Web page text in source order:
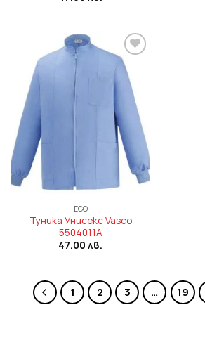
Add to
wishlist
EGO
Туника Унисекс Vasco
5504011A
47.00 лв.
1 2 3 … 19